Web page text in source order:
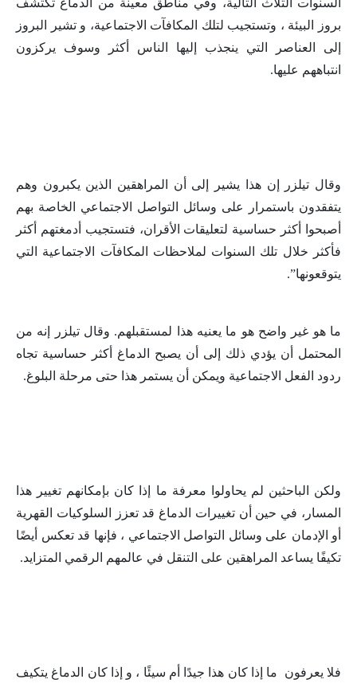
السنوات الثلاث التالية، وفي مناطق معينة من الدماغ تكتشف
بروز البيئة ، وتستجيب لتلك المكافآت الاجتماعية، و تشير البروز
إلى العناصر التي ينجذب إليها الناس أكثر وسوف يركزون
انتباههم عليها.
وقال تيلزر إن هذا يشير إلى أن المراهقين الذين يكبرون وهم
يتفقدون باستمرار على وسائل التواصل الاجتماعي الخاصة بهم
أصبحوا أكثر حساسية لتعليقات الأقران، فتستجيب أدمغتهم أكثر
فأكثر خلال تلك السنوات لملاحظات المكافآت الاجتماعية التي
يتوقعونها”.
ما هو غير واضح هو ما يعنيه هذا لمستقبلهم. وقال تيلزر إنه من
المحتمل أن يؤدي ذلك إلى أن يصبح الدماغ أكثر حساسية تجاه
ردود الفعل الاجتماعية ويمكن أن يستمر هذا حتى مرحلة البلوغ.
ولكن الباحثين لم يحاولوا معرفة ما إذا كان بإمكانهم تغيير هذا
المسار، في حين أن تغييرات الدماغ قد تعزز السلوكيات القهرية
أو الإدمان على وسائل التواصل الاجتماعي ، فإنها قد تعكس أيضًا
تكيفًا يساعد المراهقين على التنقل في عالمهم الرقمي المتزايد.
فلا يعرفون ما إذا كان هذا جيدًا أم سيئًا ، و إذا كان الدماغ يتكيف